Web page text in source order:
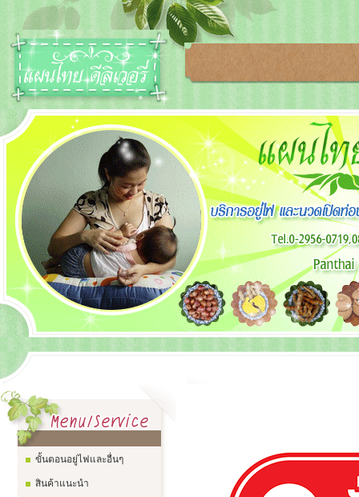
ขั้นตอนอยู่ไฟและอื่นๆ
สินค้าแนะนำ